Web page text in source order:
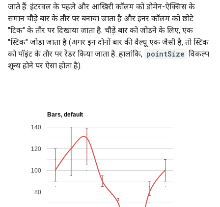
जाते हैं. इंटरवल के पहले और आखिरी कॉलम को डोमेन-ऐक्सिस के
समान चौड़े बार के तौर पर बनाया जाता है और इनर कॉलम को छोटे
"टिक" के तौर पर दिखाया जाता है. चौड़े बार को जोड़ने के लिए, एक
"स्टिक" जोड़ा जाता है (अगर इन दोनों बार की वैल्यू एक जैसी है, तो स्टिक
को पॉइंट के तौर पर रेंडर किया जाता है. हालांकि, pointSize विकल्प
शून्य होने पर ऐसा होता है).